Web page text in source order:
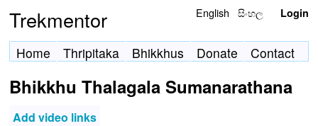
Trekmentor English සිංහල Login
Home Thripitaka Bhikkhus Donate Contact
Bhikkhu Thalagala Sumanarathana
Add video links